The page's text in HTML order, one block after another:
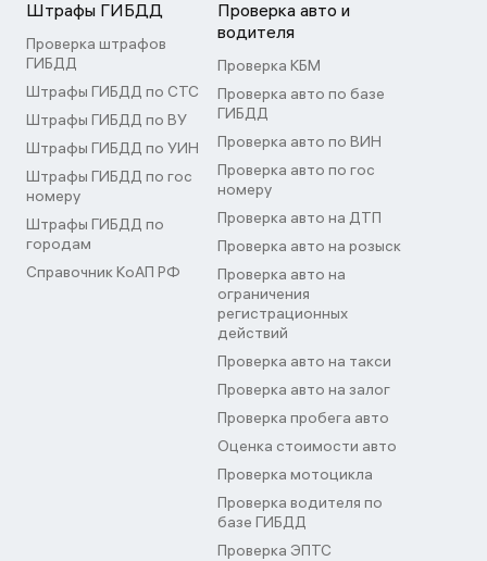
Штрафы ГИБДД
Проверка штрафов
ГИБДД
Штрафы ГИБДД по СТС
Штрафы ГИБДД по ВУ
Штрафы ГИБДД по УИН
Штрафы ГИБДД по гос
номеру
Штрафы ГИБДД по
городам
Справочник КоАП РФ
Проверка авто и
водителя
Проверка КБМ
Проверка авто по базе
ГИБДД
Проверка авто по ВИН
Проверка авто по гос
номеру
Проверка авто на ДТП
Проверка авто на розыск
Проверка авто на
ограничения
регистрационных
действий
Проверка авто на такси
Проверка авто на залог
Проверка пробега авто
Оценка стоимости авто
Проверка мотоцикла
Проверка водителя по
базе ГИБДД
Проверка ЭПТС